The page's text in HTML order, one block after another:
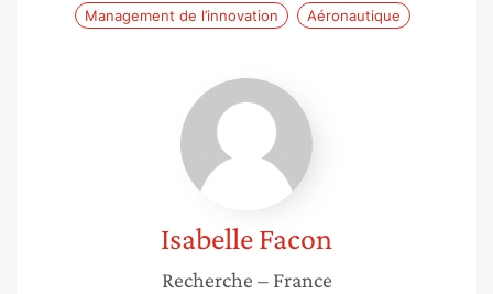
Management de l’innovation Aéronautique
Isabelle
Facon
IsabelleFacon
Recherche – France